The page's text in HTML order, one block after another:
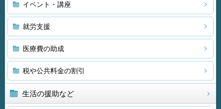
イベント・講座
就労支援
医療費の助成
税や公共料金の割引
生活の援助など